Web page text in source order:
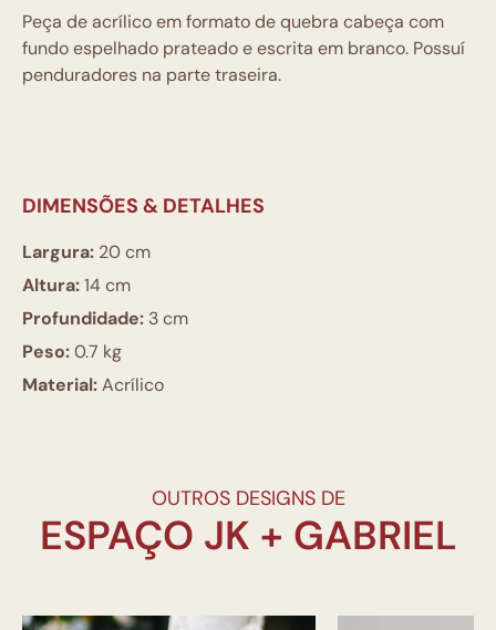
Peça de acrílico em formato de quebra cabeça com
fundo espelhado prateado e escrita em branco. Possuí
penduradores na parte traseira.
DIMENSÕES & DETALHES
Largura: 20 cm
Altura:14 cm
Profundidade: 3 cm
Peso:0.7 kg
Material:Acrílico
OUTROS DESIGNS DE